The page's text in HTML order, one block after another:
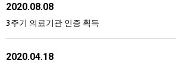
2020.08.08
3주기 의료기관 인증 획득
2020.04.18